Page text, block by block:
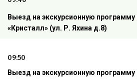
Выезд на экскурсионную программу
«Кристалл» (ул. Р. Яхина д.8)
09:50
Выезд на экскурсионную